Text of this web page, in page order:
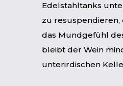
Edelstahltanks
zu
das Mundgefühl
bleibt der Wein
unterirdischen